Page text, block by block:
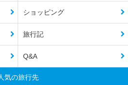
ショッピング
旅行記
Q&A
気の旅行先